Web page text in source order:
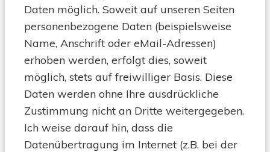
Daten möglich. Soweit auf unseren Seiten
personenbezogene Daten (beispielsweise
Name, Anschrift oder eMail-Adressen)
erhoben werden, erfolgt dies, soweit
möglich, stets auf freiwilliger Basis. Diese
Daten werden ohne Ihre ausdrückliche
Zustimmung nicht an Dritte weitergegeben.
Ich weise darauf hin, dass die
Datenübertragung im Internet (z.B. bei der